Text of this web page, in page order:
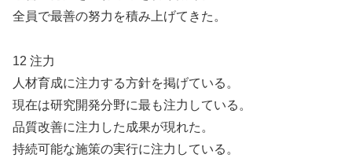
全員で最善の努力を積み上げてきた。
12 注力
人材育成に注力する方針を掲げている。
現在は研究開発分野に最も注力している。
品質改善に注力した成果が現れた。
持続可能な施策の実行に注力している。